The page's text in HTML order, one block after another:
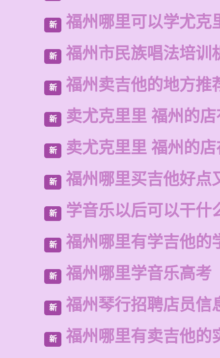
新 福州哪里可以学尤克
新 福州市民族唱法培训
新 福州卖吉他的地方推
新 卖尤克里里 福州的
新 卖尤克里里 福州的
新 福州哪里买吉他好点
新 学音乐以后可以干什
新 福州哪里有学吉他的
新 福州哪里学音乐高考
新 福州琴行招聘店员信
新 福州哪里有卖吉他的